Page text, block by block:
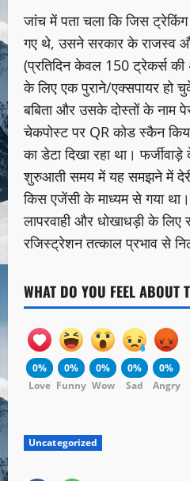
जांच में पता चला कि जिस
गए थे, उसने सरकार के राजस्व
(प्रतिदिन केवल 150 ट्रेकर्स
के लिए एक पुराने/एक्सपायर हो
बबिता और उसके दोस्तों के नाम
चेकपोस्ट पर QR कोड स्कैन
का डेटा दिखा रहा था।
शुरुआती समय में यह समझने में
किस एजेंसी के माध्यम से गया था।
लापरवाही और धोखाधड़ी के
रजिस्ट्रेशन तत्काल प्रभाव से
WHAT DO YOU FEEL ABOUT
0%
Love
0%
Funny
0%
Wow
0%
Sad
0%
Angry
Uncategorized